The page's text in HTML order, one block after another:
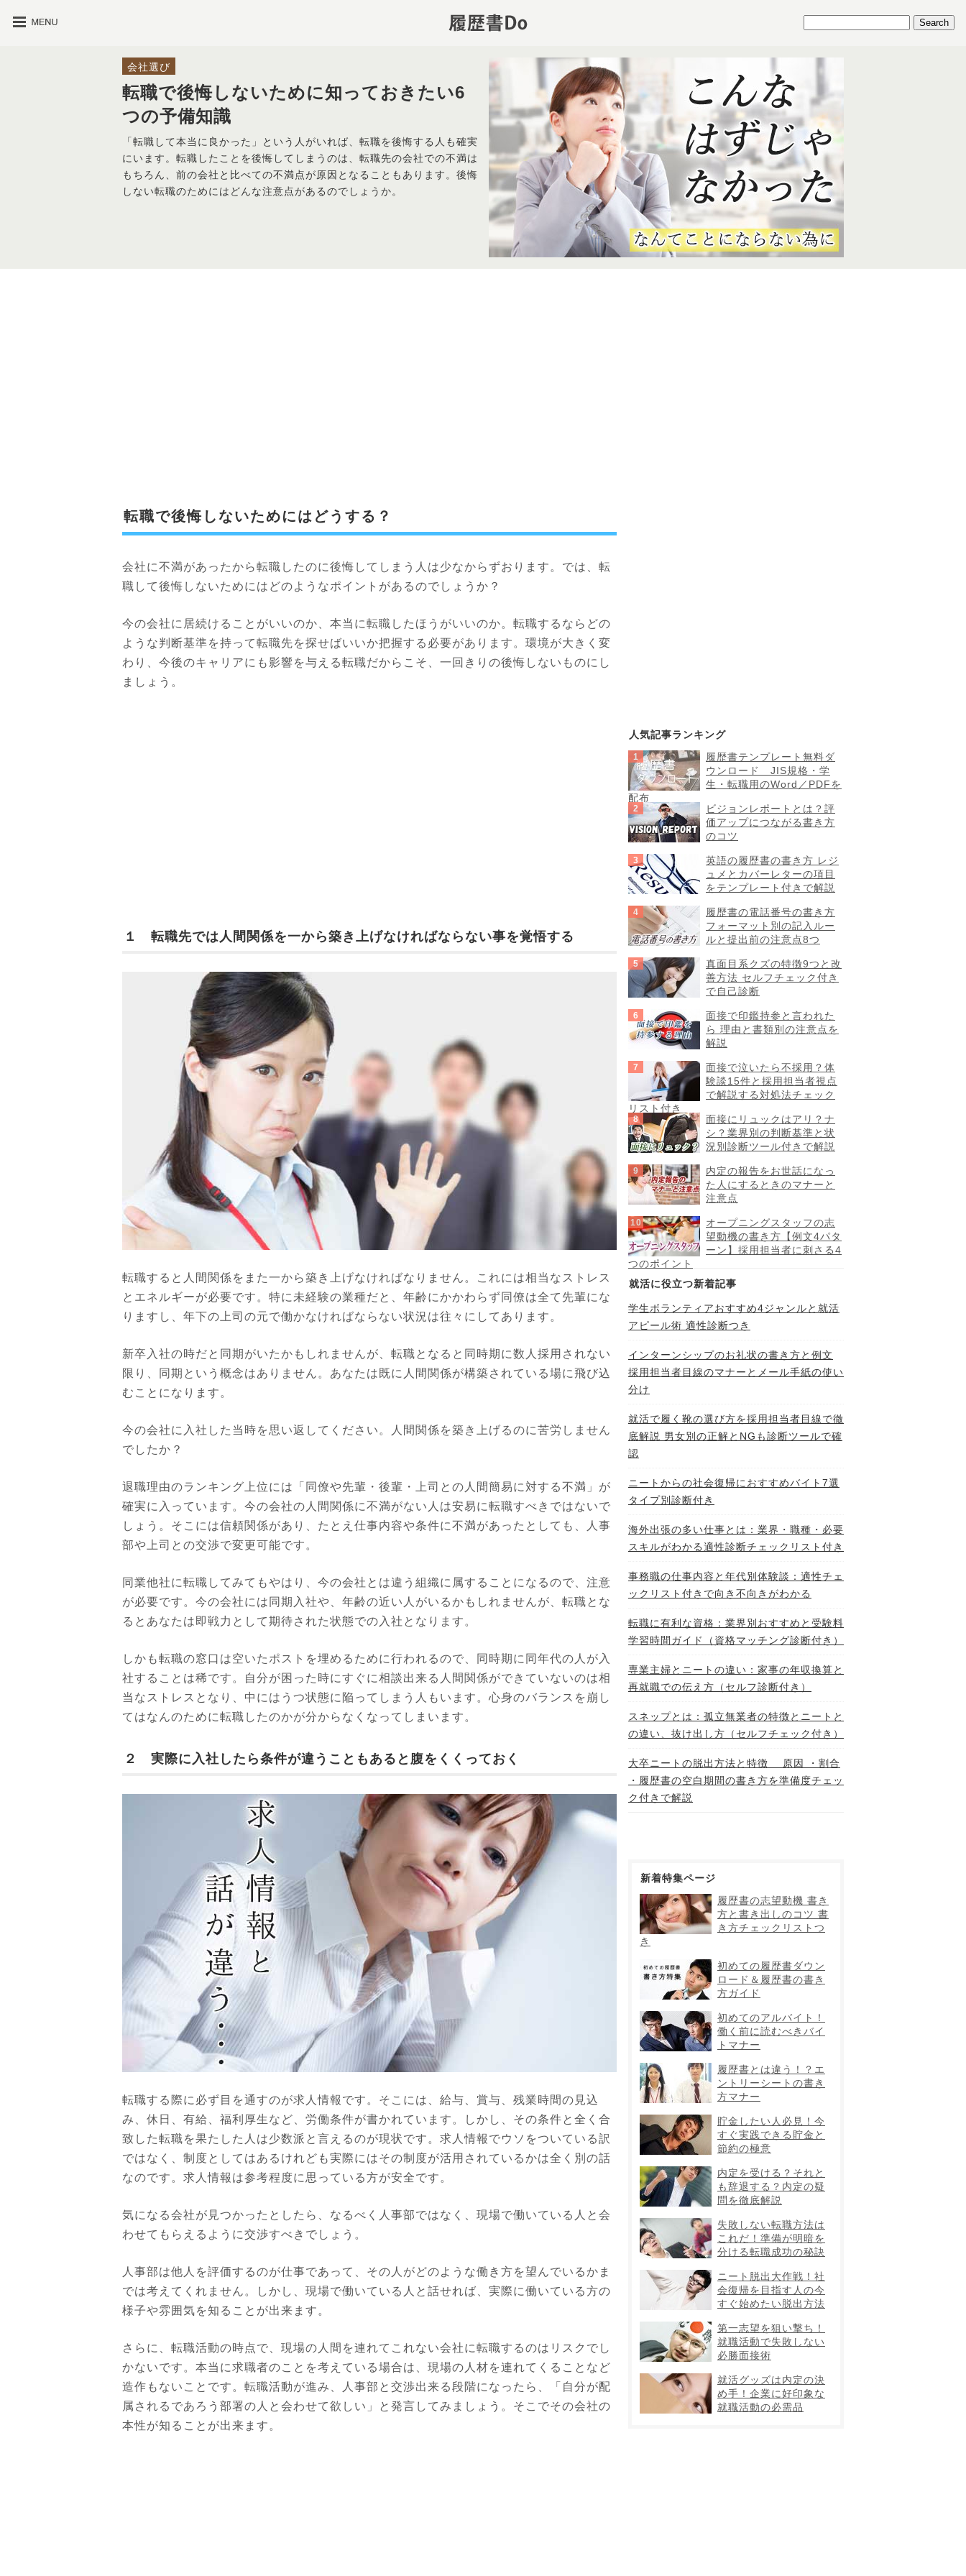
会社選び
転職で後悔しないために知っておきたい6
つの予備知識
「転職して本当に良かった」という人がいれば、転職を後悔する人も確実
にいます。転職したことを後悔してしまうのは、転職先の会社での不満は
もちろん、前の会社と比べての不満点が原因となることもあります。後悔
しない転職のためにはどんな注意点があるのでしょうか。
転職で後悔しないためにはどうする？
会社に不満があったから転職したのに後悔してしまう人は少なからずおります。では、転
職して後悔しないためにはどのようなポイントがあるのでしょうか？
今の会社に居続けることがいいのか、本当に転職したほうがいいのか。転職するならどの
ような判断基準を持って転職先を探せばいいか把握する必要があります。環境が大きく変
わり、今後のキャリアにも影響を与える転職だからこそ、一回きりの後悔しないものにし
ましょう。
１ 転職先では人間関係を一から築き上げなければならない事を覚悟する
転職すると人間関係をまた一から築き上げなければなりません。これには相当なストレス
とエネルギーが必要です。特に未経験の業種だと、年齢にかかわらず同僚は全て先輩にな
りますし、年下の上司の元で働かなければならない状況は往々にしてあります。
新卒入社の時だと同期がいたかもしれませんが、転職となると同時期に数人採用されない
限り、同期という概念はありません。あなたは既に人間関係が構築されている場に飛び込
むことになります。
今の会社に入社した当時を思い返してください。人間関係を築き上げるのに苦労しません
でしたか？
退職理由のランキング上位には「同僚や先輩・後輩・上司との人間簡易に対する不満」が
確実に入っています。今の会社の人間関係に不満がない人は安易に転職すべきではないで
しょう。そこには信頼関係があり、たとえ仕事内容や条件に不満があったとしても、人事
部や上司との交渉で変更可能です。
同業他社に転職してみてもやはり、今の会社とは違う組織に属することになるので、注意
が必要です。今の会社には同期入社や、年齢の近い人がいるかもしれませんが、転職とな
るとあなたは即戦力として期待された状態での入社となります。
しかも転職の窓口は空いたポストを埋めるために行われるので、同時期に同年代の人が入
社することは稀です。自分が困った時にすぐに相談出来る人間関係ができていないのは相
当なストレスとなり、中にはうつ状態に陥ってしまう人もいます。心身のバランスを崩し
てはなんのために転職したのかが分からなくなってしまいます。
２ 実際に入社したら条件が違うこともあると腹をくくっておく
転職する際に必ず目を通すのが求人情報です。そこには、給与、賞与、残業時間の見込
み、休日、有給、福利厚生など、労働条件が書かれています。しかし、その条件と全く合
致した転職を果たした人は少数派と言えるのが現状です。求人情報でウソをついている訳
ではなく、制度としてはあるけれども実際にはその制度が活用されているかは全く別の話
なのです。求人情報は参考程度に思っている方が安全です。
気になる会社が見つかったとしたら、なるべく人事部ではなく、現場で働いている人と会
わせてもらえるように交渉すべきでしょう。
人事部は他人を評価するのが仕事であって、その人がどのような働き方を望んでいるかま
では考えてくれません。しかし、現場で働いている人と話せれば、実際に働いている方の
様子や雰囲気を知ることが出来ます。
さらに、転職活動の時点で、現場の人間を連れてこれない会社に転職するのはリスクでし
かないです。本当に求職者のことを考えている場合は、現場の人材を連れてくることなど
造作もないことです。転職活動が進み、人事部と交渉出来る段階になったら、「自分が配
属されるであろう部署の人と会わせて欲しい」と発言してみましょう。そこでその会社の
本性が知ることが出来ます。
人気記事ランキング
履歴書テンプレート無料ダ
ウンロード JIS規格・学
生・転職用のWord／PDFを
配布
ビジョンレポートとは？評
価アップにつながる書き方
のコツ
英語の履歴書の書き方 レジ
ュメとカバーレターの項目
をテンプレート付きで解説
履歴書の電話番号の書き方
フォーマット別の記入ルー
ルと提出前の注意点8つ
真面目系クズの特徴9つと改
善方法 セルフチェック付き
で自己診断
面接で印鑑持参と言われた
ら 理由と書類別の注意点を
解説
面接で泣いたら不採用？体
験談15件と採用担当者視点
で解説する対処法チェック
リスト付き
面接にリュックはアリ？ナ
シ？業界別の判断基準と状
況別診断ツール付きで解説
内定の報告をお世話になっ
た人にするときのマナーと
注意点
オープニングスタッフの志
望動機の書き方【例文4パタ
ーン】採用担当者に刺さる4
つのポイント
就活に役立つ新着記事
学生ボランティアおすすめ4ジャンルと就活
アピール術 適性診断つき
インターンシップのお礼状の書き方と例文
採用担当者目線のマナーとメール手紙の使い
分け
就活で履く靴の選び方を採用担当者目線で徹
底解説 男女別の正解とNGも診断ツールで確
認
ニートからの社会復帰におすすめバイト7選
タイプ別診断付き
海外出張の多い仕事とは：業界・職種・必要
スキルがわかる適性診断チェックリスト付き
事務職の仕事内容と年代別体験談：適性チェ
ックリスト付きで向き不向きがわかる
転職に有利な資格：業界別おすすめと受験料
学習時間ガイド（資格マッチング診断付き）
専業主婦とニートの違い：家事の年収換算と
再就職での伝え方（セルフ診断付き）
スネップとは：孤立無業者の特徴とニートと
の違い、抜け出し方（セルフチェック付き）
大卒ニートの脱出方法と特徴 原因 ・割合
・履歴書の空白期間の書き方を準備度チェッ
ク付きで解説
新着特集ページ
履歴書の志望動機 書き
方と書き出しのコツ 書
き方チェックリストつ
き
初めての履歴書ダウン
ロード＆履歴書の書き
方ガイド
初めてのアルバイト！
働く前に読むべきバイ
トマナー
履歴書とは違う！？エ
ントリーシートの書き
方マナー
貯金したい人必見！今
すぐ実践できる貯金と
節約の極意
内定を受ける？それと
も辞退する？内定の疑
問を徹底解説
失敗しない転職方法は
これだ！準備が明暗を
分ける転職成功の秘訣
ニート脱出大作戦！社
会復帰を目指す人の今
すぐ始めたい脱出方法
第一志望を狙い撃ち！
就職活動で失敗しない
必勝面接術
就活グッズは内定の決
め手！企業に好印象な
就職活動の必需品